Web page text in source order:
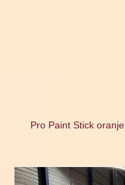
Pro Paint Stick oranje